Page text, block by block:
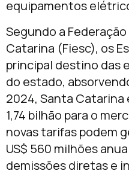
equipamentos
Segundo a
Catarina (Fiesc), os
principal destino das
do estado,
2024, Santa Catarina
1,74 bilhão para o
novas tarifas podem
US$ 560 milhões
demissões diretas e